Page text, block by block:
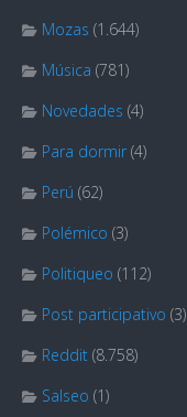
Mozas (1.644)
Música (781)
Novedades (4)
Para dormir (4)
Perú (62)
Polémico (3)
Politiqueo (112)
Post participativo (3)
Reddit (8.758)
Salseo (1)